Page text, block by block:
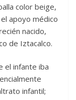
color beige,
apoyo médico
nacido,
de Iztacalco.
el infante iba
infantil;